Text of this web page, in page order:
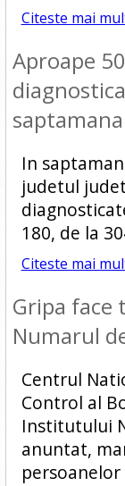
Citeste mai
Aproape
saptamana
In
judetul
180, de la
Citeste mai
Gripa
Numarul
Centrul
Control al
Institutului
anuntat,